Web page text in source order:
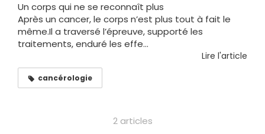
Un corps qui ne se reconnaît plus
Après un cancer, le corps n’est plus tout à fait le
même.Il a traversé l’épreuve, supporté les
traitements, enduré les effe...
Lire l'article
cancérologie
2 articles